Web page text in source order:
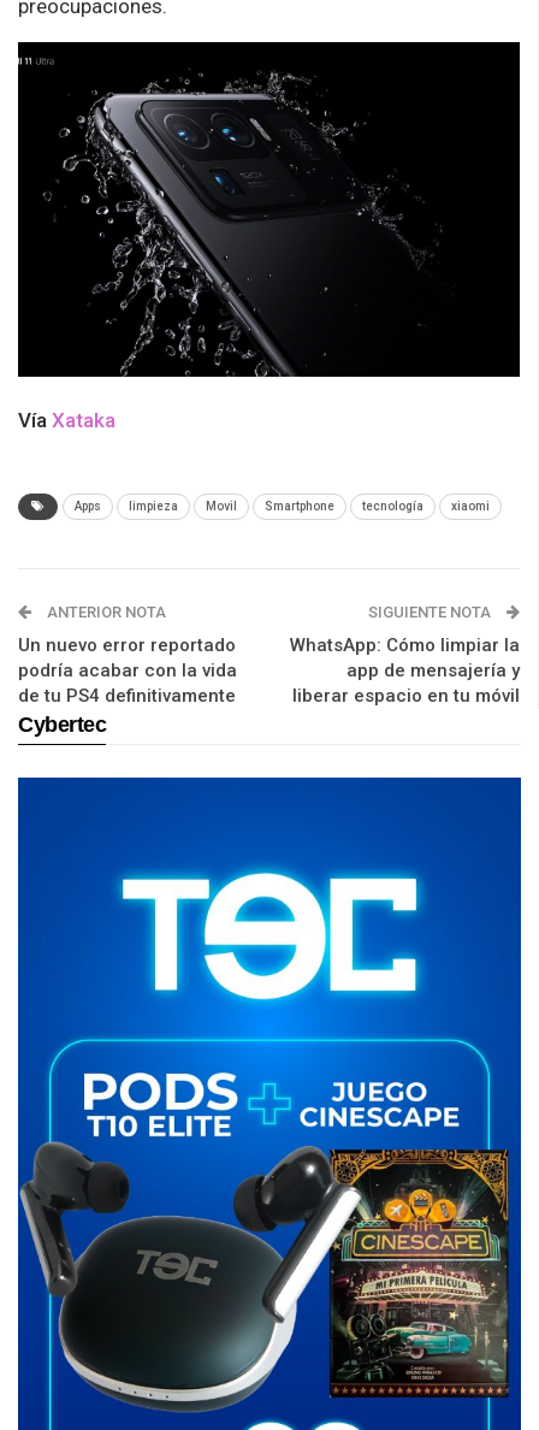
preocupaciones.
Vía Xataka
Apps limpieza Movil Smartphone tecnología xiaomi
ANTERIOR NOTA
Un nuevo error reportado
podría acabar con la vida
de tu PS4 definitivamente
SIGUIENTE NOTA
WhatsApp: Cómo limpiar la
app de mensajería y
liberar espacio en tu móvil
Cybertec